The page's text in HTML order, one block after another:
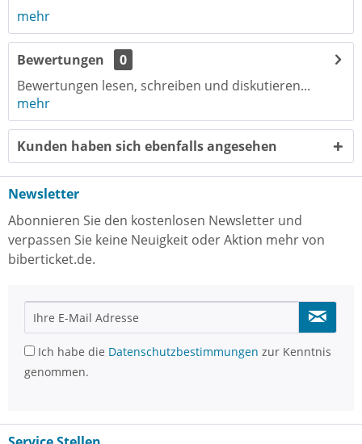
mehr
Bewertungen
0
Bewertungen lesen, schreiben und diskutieren...
mehr
Kunden haben sich ebenfalls angesehen
Newsletter
Abonnieren Sie den kostenlosen Newsletter und
verpassen Sie keine Neuigkeit oder Aktion mehr von
biberticket.de.
Ich habe die Datenschutzbestimmungen zur Kenntnis
genommen.